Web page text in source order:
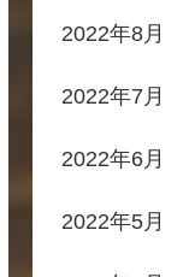
2022年8月
2022年7月
2022年6月
2022年5月